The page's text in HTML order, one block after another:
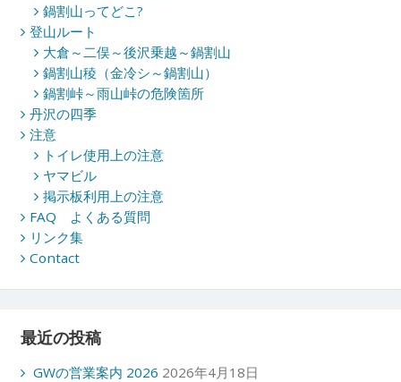
鍋割山ってどこ?
登山ルート
大倉～二俣～後沢乗越～鍋割山
鍋割山稜（金冷シ～鍋割山）
鍋割峠～雨山峠の危険箇所
丹沢の四季
注意
トイレ使用上の注意
ヤマビル
掲示板利用上の注意
FAQ よくある質問
リンク集
Contact
最近の投稿
GWの営業案内 2026 2026年4月18日